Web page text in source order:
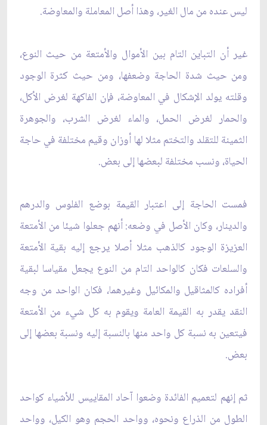
ليس عنده من مال الغير، وهذا أصل المعاملة والمعاوضة.
غير أن التباين التام بين الأموال والأمتعة من حيث النوع،
ومن حيث شدة الحاجة وضعفها، ومن حيث كثرة الوجود
وقلته يولد الإشكال في المعاوضة، فإن الفاكهة لغرض الأكل،
والحمار لغرض الحمل، والماء لغرض الشرب، والجوهرة
الثمينة للتقلد والتختم مثلا لها أوزان وقيم مختلفة في حاجة
الحياة، ونسب مختلفة لبعضها إلى بعض.
فمست الحاجة إلى اعتبار القيمة بوضع الفلوس والدرهم
والدينار، وكان الأصل في وضعه: أنهم جعلوا شيئا من الأمتعة
العزيزة الوجود كالذهب مثلا أصلا يرجع إليه بقية الأمتعة
والسلعات فكان كالواحد التام من النوع يجعل مقياسا لبقية
أفراده كالمثاقيل والمكائيل وغيرهما، فكان الواحد من وجه
النقد يقدر به القيمة العامة ويقوم به كل شيء من الأمتعة
فيتعين به نسبة كل واحد منها بالنسبة إليه ونسبة بعضها إلى
بعض.
ثم إنهم لتعميم الفائدة وضعوا آحاد المقاييس للأشياء كواحد
الطول من الذراع ونحوه، وواحد الحجم وهو الكيل، وواحد